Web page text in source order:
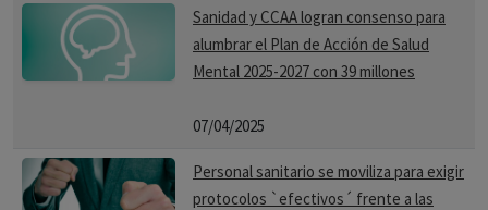
Sanidad y CCAA logran consenso para
alumbrar el Plan de Acción de Salud
Mental 2025-2027 con 39 millones
07/04/2025
Personal sanitario se moviliza para exigir
protocolos `efectivos´ frente a las